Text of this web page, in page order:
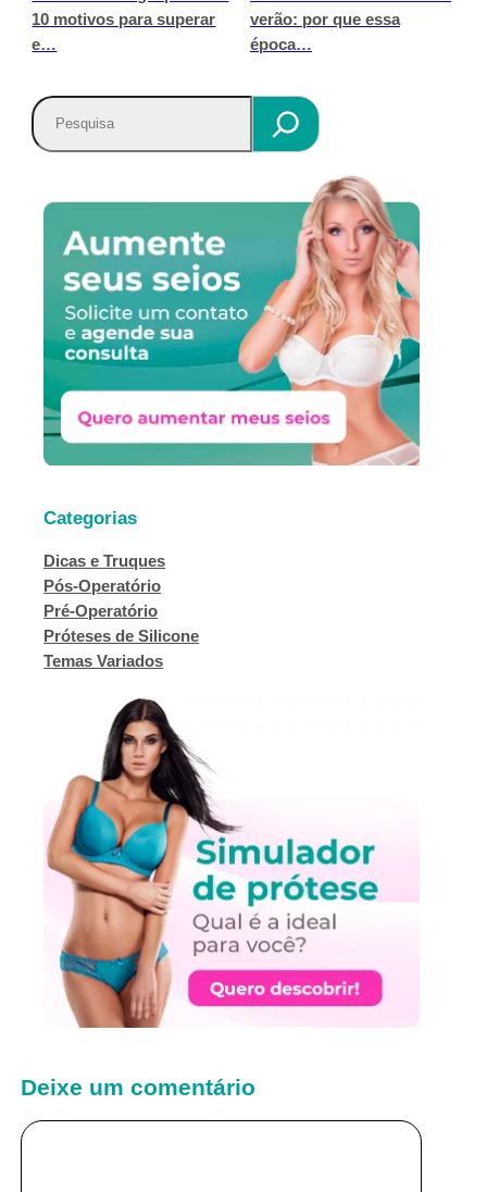
10 motivos para superar
e…
verão: por que essa
época…
P
e
Categorias
Dicas e Truques
Pós-Operatório
Pré-Operatório
Próteses de Silicone
Temas Variados
Deixe um comentário